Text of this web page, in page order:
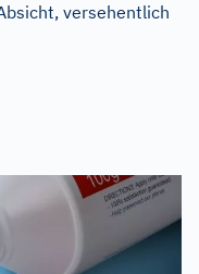
versehentlich